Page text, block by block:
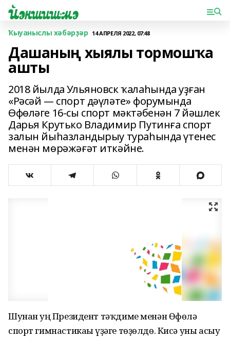
Ҡыуаныслы хәбәрҙәр 14 АПРЕЛЯ 2022, 07:48
Дашаның хыялы тормошҡа
ашты
2018 йылда Ульяновск ҡалаһында уҙған
«Рәсәй — спорт дәүләте» форумында
Өфөләге 16-сы спорт мәктәбенән 7 йәшлек
Дарья Крутько Владимир Путинға спорт
залын йыһазландырыу тураһында үтенес
менән мөрәжәғәт иткәйне.
Шунан һуң Президент тәҡдиме менән Өфөлә
спорт гимнастикаһы үҙәге төҙөлдө. Кисә уны асыу